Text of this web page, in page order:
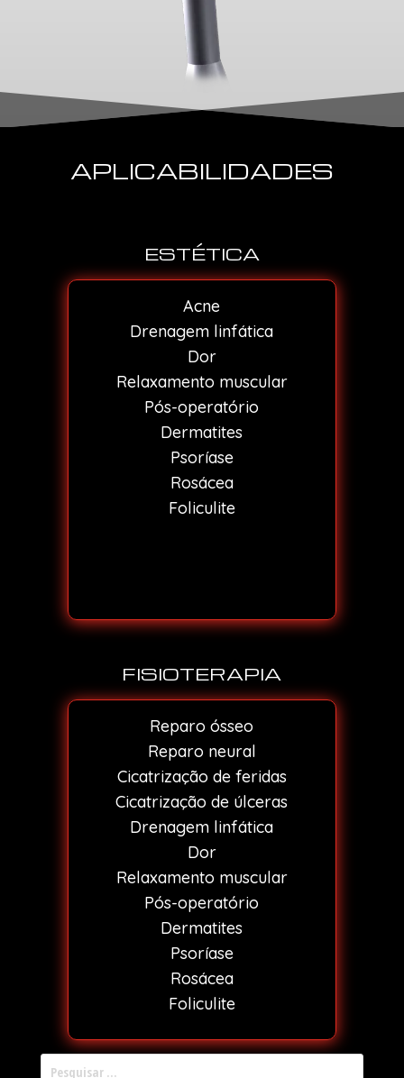
APLICABILIDADES
ESTÉTICA
Acne
Drenagem linfática
Dor
Relaxamento muscular
Pós-operatório
Dermatites
Psoríase
Rosácea
Foliculite
FISIOTERAPIA
Reparo ósseo
Reparo neural
Cicatrização de feridas
Cicatrização de úlceras
Drenagem linfática
Dor
Relaxamento muscular
Pós-operatório
Dermatites
Psoríase
Rosácea
Foliculite
Pesquisar por: